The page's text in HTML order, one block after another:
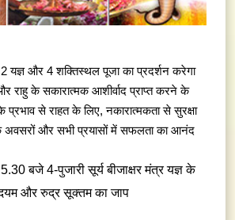
यज्ञ और 4 शक्तिस्थल पूजा का प्रदर्शन करेगा
राहु के सकारात्मक आशीर्वाद प्राप्त करने के
प्रभाव से राहत के लिए, नकारात्मकता से सुरक्षा
अवसरों और सभी प्रयासों में सफलता का आनंद
बजे 4-पुजारी सूर्य बीजाक्षर मंत्र यज्ञ के
और रुद्र सूक्तम का जाप